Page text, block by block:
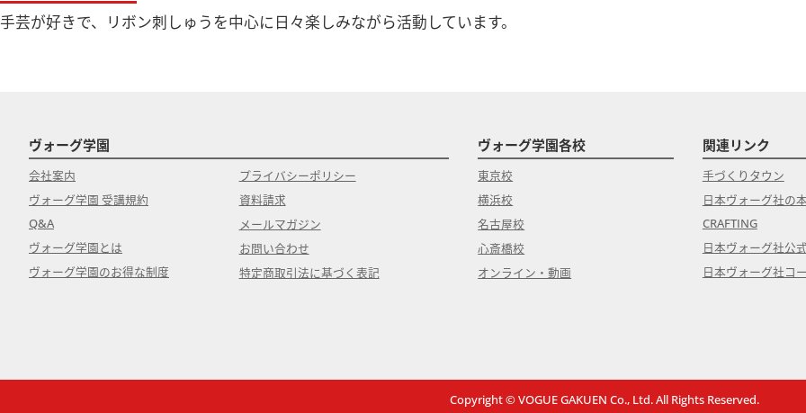
【アーカイブ配信視聴期間】
2026/7/1～9/30
◆万が一、キット内容に不備があり交換が必要な場合は到着後３日以内にご連絡ください。尚、不備のあったキットは
ださい。
【主催】
ヴォーグ学園オンライン事業部
ご予約・お問合せはお電話でも
ＴＥＬ 03－6369－8878
手芸が好きで、リボン刺しゅうを中心に日々楽しみながら活動しています。
ヴォーグ学園
会社案内
ヴォーグ学園 受講規約
Q&A
ヴォーグ学園とは
ヴォーグ学園のお得な制度
プライバシーポリシー
資料請求
メールマガジン
お問い合わせ
特定商取引法に基づく表記
ヴォーグ学園各校
東京校
横浜校
名古屋校
心斎橋校
オンライン・動画
関連リンク
手づくりタウン
日本ヴォーグ社の本
CRAFTING
日本ヴォーグ社公
日本ヴォーグ社コ
Copyright © VOGUE GAKUEN Co., Ltd. All Rights Reserved.